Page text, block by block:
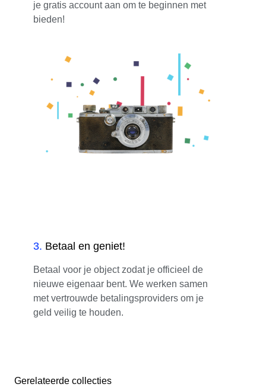
je gratis account aan om te beginnen met
bieden!
3. Betaal en geniet!
Betaal voor je object zodat je officieel de
nieuwe eigenaar bent. We werken samen
met vertrouwde betalingsproviders om je
geld veilig te houden.
Gerelateerde collecties